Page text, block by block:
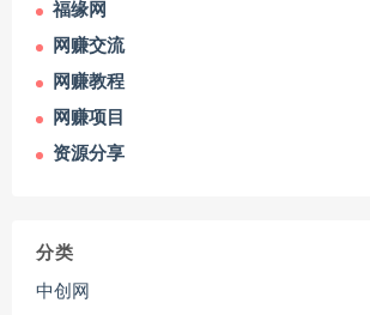
福缘网
网赚交流
网赚教程
网赚项目
资源分享
分类
中创网